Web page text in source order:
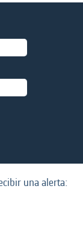
una alerta: